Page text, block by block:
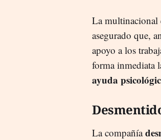
La multinacional
asegurado que,
apoyo a los
forma inmediata
ayuda
La compañía